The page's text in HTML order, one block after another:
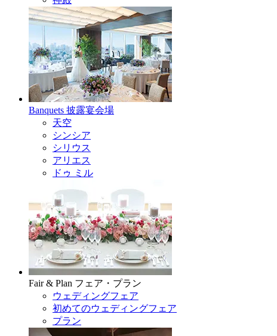
Banquets 披露宴会場
天空
シンシア
シリウス
アリエス
ドゥ ミル
Fair & Plan フェア・プラン
ウェディングフェア
初めてのウェディングフェア
プラン